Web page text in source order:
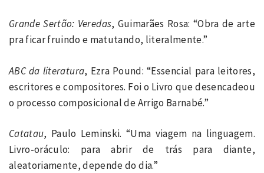
Grande Sertão: Veredas, Guimarães Rosa: “Obra de arte
pra ficar fruindo e matutando, literalmente.”
ABC da literatura, Ezra Pound: “Essencial para leitores,
escritores e compositores. Foi o Livro que desencadeou
o processo composicional de Arrigo Barnabé.”
Catatau, Paulo Leminski. “Uma viagem na linguagem.
Livro-oráculo: para abrir de trás para diante,
aleatoriamente, depende do dia.”